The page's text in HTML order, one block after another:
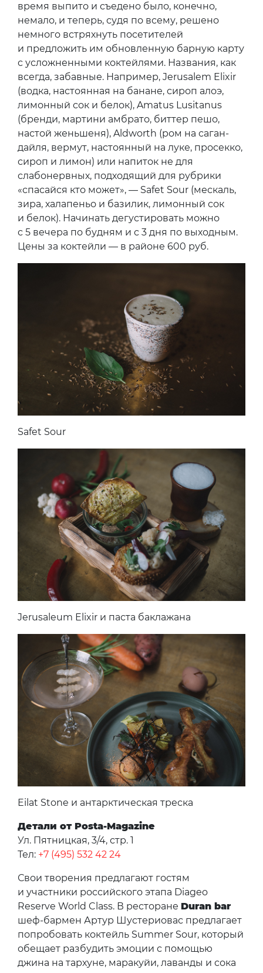
время выпито и съедено было, конечно,
немало, и теперь, судя по всему, решено
немного встряхнуть посетителей
и предложить им обновленную барную карту
с усложненными коктейлями. Названия, как
всегда, забавные. Например, Jerusalem Elixir
(водка, настоянная на банане, сироп алоэ,
лимонный сок и белок), Amatus Lusitanus
(бренди, мартини амбрато, биттер пешо,
настой женьшеня), Aldworth (ром на саган-
дайля, вермут, настоянный на луке, просекко,
сироп и лимон) или напиток не для
слабонервных, подходящий для рубрики
«спасайся кто может», — Safet Sour (мескаль,
зира, халапеньо и базилик, лимонный сок
и белок). Начинать дегустировать можно
с 5 вечера по будням и с 3 дня по выходным.
Цены за коктейли — в районе 600 руб.
Safet Sour
Jerusaleum Elixir и паста баклажана
Eilat Stone и антарктическая треска
Детали от Posta-Magazine
Ул. Пятницкая, 3/4, стр. 1
Тел: +7 (495) 532 42 24
Свои творения предлагают гостям
и участники российского этапа Diageo
Reserve World Class. В ресторане Duran bar
шеф-бармен Артур Шустериовас предлагает
попробовать коктейль Summer Sour, который
обещает разбудить эмоции с помощью
джина на тархуне, маракуйи, лаванды и сока